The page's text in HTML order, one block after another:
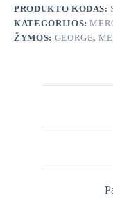
PRODUKTO KODAS:
KATEGORIJOS:
ŽYMOS: GEORGE,